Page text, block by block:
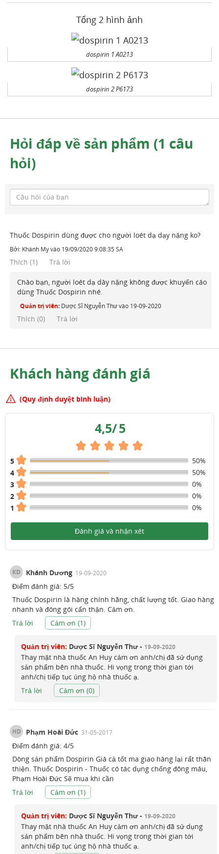
Tổng 2 hình ảnh
dospirin 1 A0213
dospirin 2 P6173
Hỏi đáp về sản phẩm (1 câu
hỏi)
Thuốc Dospirin dùng được cho người loét dạ dạy nặng ko?
Bởi: Khánh Myvào 19/09/2020 9:08:35 SA
Thích (1) Trả lời
Chào bạn, người loét dạ dày nặng không được khuyến cáo
dùng Thuốc Dospirin nhé.
Quản trị viên: Dược Sĩ Nguyễn Thưvào 19-09-2020
Thích (0) Trả lời
Khách hàng đánh giá
(Quy định duyệt bình luận)
4,5/5
5
50%
4
50%
3
0%
2
0%
1
0%
Đánh giá và nhận xét
KD Khánh Dương 19-09-2020
Điểm đánh giá: 5/5
Thuốc Dospirin là hàng chính hãng, chất lượng tốt. Giao hàng
nhanh và đóng gói cẩn thận. Cảm ơn.
Trả lời
Cảm ơn (1)
Quản trị viên: Dược Sĩ Nguyễn Thư - 19-09-2020
Thay mặt nhà thuốc An Huy cảm ơn anh/chị đã sử dụng
sản phẩm bên nhà thuốc. Hi vọng trong thời gian tới
anh/chị tiếp tục ủng hộ nhà thuốc ạ.
Trả lời
Cảm ơn (0)
HD Phạm Hoài Đức 31-05-2017
Điểm đánh giá: 4/5
Dòng sản phẩm Dospirin Giá cả tốt ma giao hàng lại rất thân
thiện. Thuốc Dospirin - Thuốc có tác dụng chống đông máu,
Phạm Hoài Đức Sẽ mua khi cần
Trả lời
Cảm ơn (1)
Quản trị viên: Dược Sĩ Nguyễn Thư - 19-09-2020
Thay mặt nhà thuốc An Huy cảm ơn anh/chị đã sử dụng
sản phẩm bên nhà thuốc. Hi vọng trong thời gian tới
anh/chị tiếp tục ủng hộ nhà thuốc ạ.